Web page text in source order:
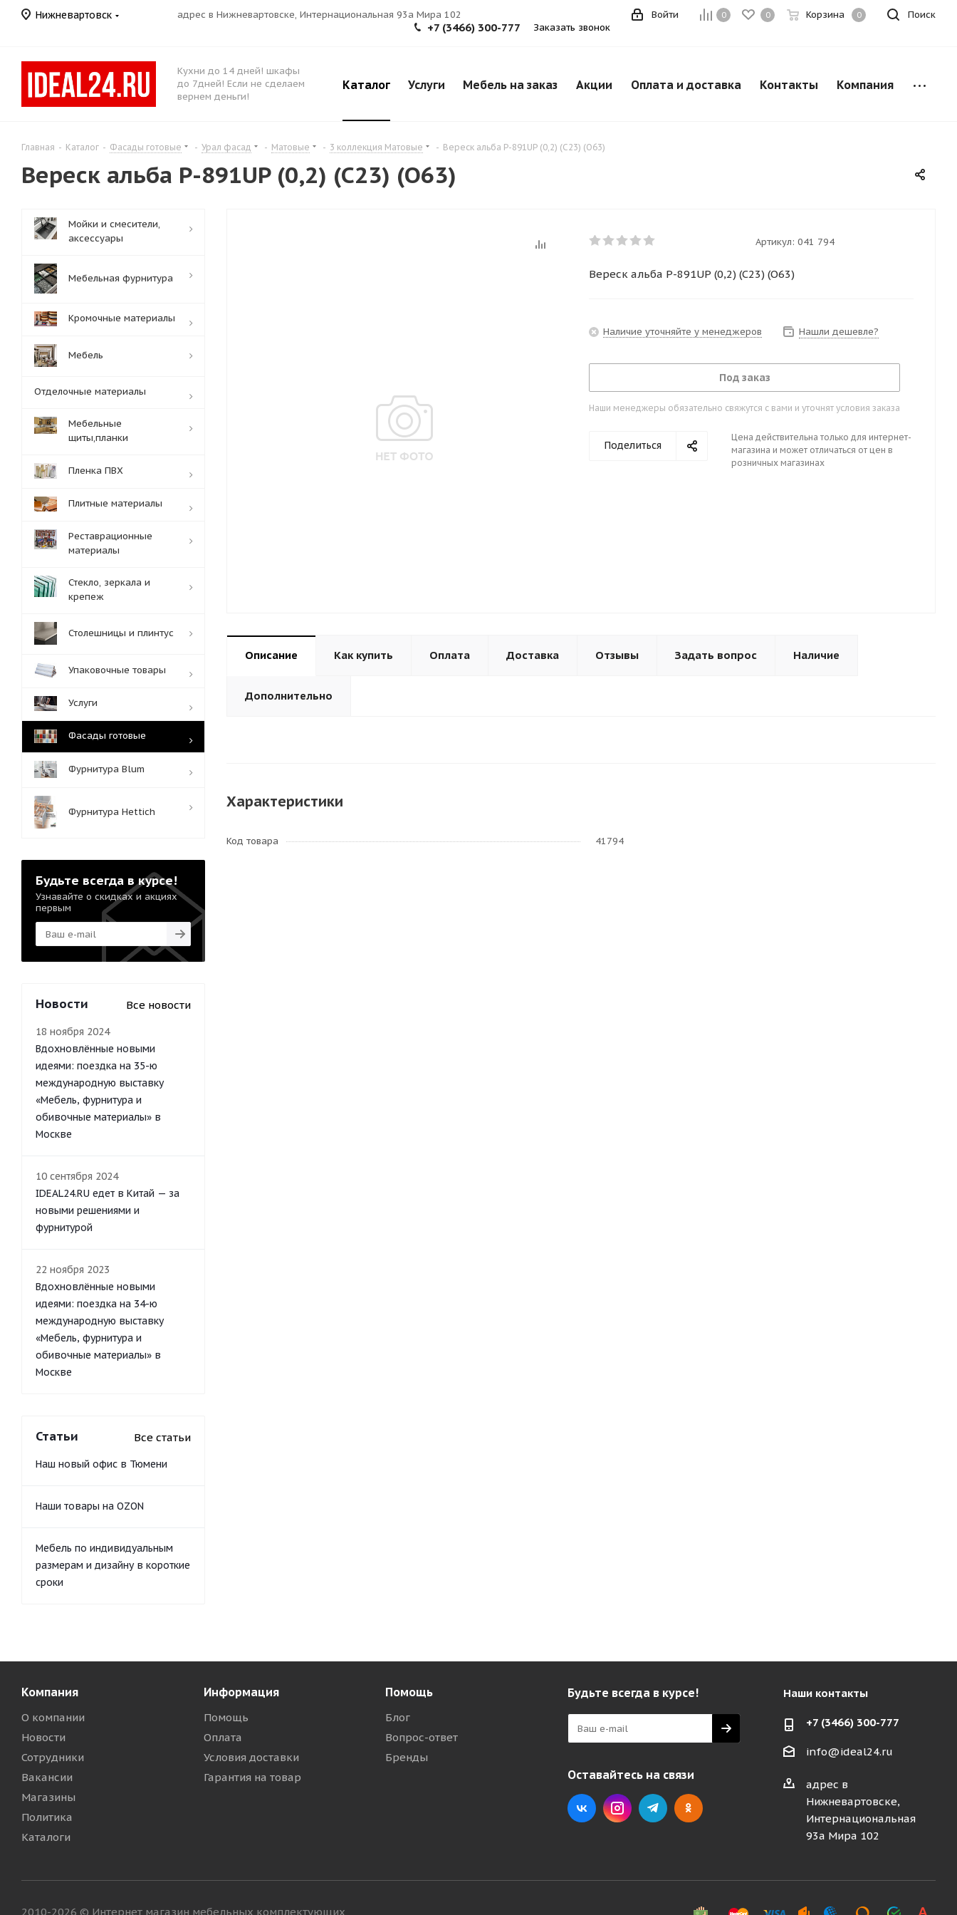
Нижневартовск адрес в Нижневартовске, Интернациональная 93а Мира 102 Поиск
0 0 Корзина 0
Войти
+7 (3466) 300-777 Заказать звонок
Кухни до 14 дней! шкафы
до 7дней! Если не сделаем
вернем деньги!
Каталог Услуги Мебель на заказ Акции Оплата и доставка Контакты Компания
Главная - Каталог - Фасады готовые - Урал фасад - Матовые - 3 коллекция Матовые - Вереск альба Р-891UP (0,2) (С23) (О63)
Вереск альба Р-891UP (0,2) (С23) (О63)
Артикул: 041 794
Вереск альба Р-891UP (0,2) (С23) (О63)
Наличие уточняйте у менеджеров Нашли дешевле?
Под заказ
Наши менеджеры обязательно свяжутся с вами и уточнят условия заказа
Поделиться
Цена действительна только для интернет-
магазина и может отличаться от цен в
розничных магазинах
Описание Как купить Оплата Доставка Отзывы Задать вопрос Наличие
Дополнительно
Характеристики
Код товара 41794
Мойки и смесители,
аксессуары
Мебельная фурнитура
Кромочные материалы
Мебель
Отделочные материалы
Мебельные
щиты,планки
Пленка ПВХ
Плитные материалы
Реставрационные
материалы
Стекло, зеркала и
крепеж
Столешницы и плинтус
Упаковочные товары
Услуги
Фасады готовые
Фурнитура Blum
Фурнитура Hettich
Будьте всегда в курсе!
Узнавайте о скидках и акциях
первым
Новости Все новости
18 ноября 2024
Вдохновлённые новыми
идеями: поездка на 35-ю
международную выставку
«Мебель, фурнитура и
обивочные материалы» в
Москве
10 сентября 2024
IDEAL24.RU едет в Китай — за
новыми решениями и
фурнитурой
22 ноября 2023
Вдохновлённые новыми
идеями: поездка на 34-ю
международную выставку
«Мебель, фурнитура и
обивочные материалы» в
Москве
Статьи Все статьи
Наш новый офис в Тюмени
Наши товары на OZON
Мебель по индивидуальным
размерам и дизайну в короткие
сроки
Компания
О компании
Новости
Сотрудники
Вакансии
Магазины
Политика
Каталоги
Информация
Помощь
Оплата
Условия доставки
Гарантия на товар
Помощь
Блог
Вопрос-ответ
Бренды
Будьте всегда в курсе!
Оставайтесь на связи
Наши контакты
+7 (3466) 300-777
info@ideal24.ru
адрес в
Нижневартовске,
Интернациональная
93а Мира 102
2010-2026 © Интернет магазин мебельных комплектующих